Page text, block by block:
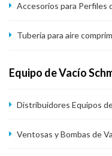
Accesorios para Perfiles
Tubería para aire
Equipo de Vacío
Distribuidores Equipos
Ventosas y Bombas de